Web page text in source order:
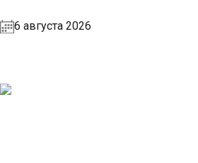
6 августа 2026